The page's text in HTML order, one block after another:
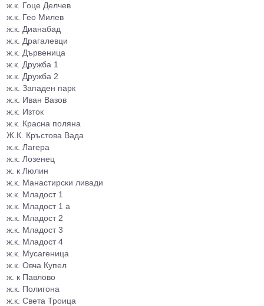
ж.к. Гоце Делчев
ж.к. Гео Милев
ж.к. Дианабад
ж.к. Драгалевци
ж.к. Дървеница
ж.к. Дружба 1
ж.к. Дружба 2
ж.к. Западен парк
ж.к. Иван Вазов
ж.к. Изток
ж.к. Красна поляна
Ж.К. Кръстова Вада
ж.к. Лагера
ж.к. Лозенец
ж. к Люлин
ж.к. Манастирски ливади
ж.к. Младост 1
ж.к. Младост 1 а
ж.к. Младост 2
ж.к. Младост 3
ж.к. Младост 4
ж.к. Мусагеница
ж.к. Овча Купел
ж. к Павлово
ж.к. Полигона
ж.к. Света Троица